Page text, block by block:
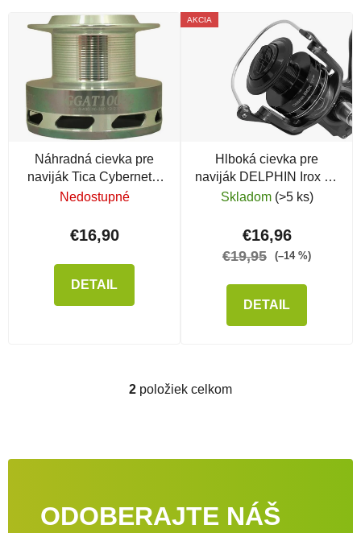
Výpis produktov
Náhradná cievka pre
naviják Tica Cybernetic
GGAT 10000
Nedostupné
€16,90
DETAIL
AKCIA
Hlboká cievka pre
naviják DELPHIN Irox 7T
DP Aluminium
Skladom (>5 ks)
€16,96
€19,95 (–14 %)
DETAIL
Ovládacie prvky výpisu
2 položiek celkom
ODOBERAJTE NÁŠ